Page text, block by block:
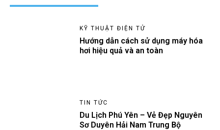
KỸ THUẬT ĐIỆN TỬ
Hướng dẫn cách sử dụng máy hóa
hơi hiệu quả và an toàn
TIN TỨC
Du Lịch Phú Yên – Vẻ Đẹp Nguyên
Sơ Duyên Hải Nam Trung Bộ